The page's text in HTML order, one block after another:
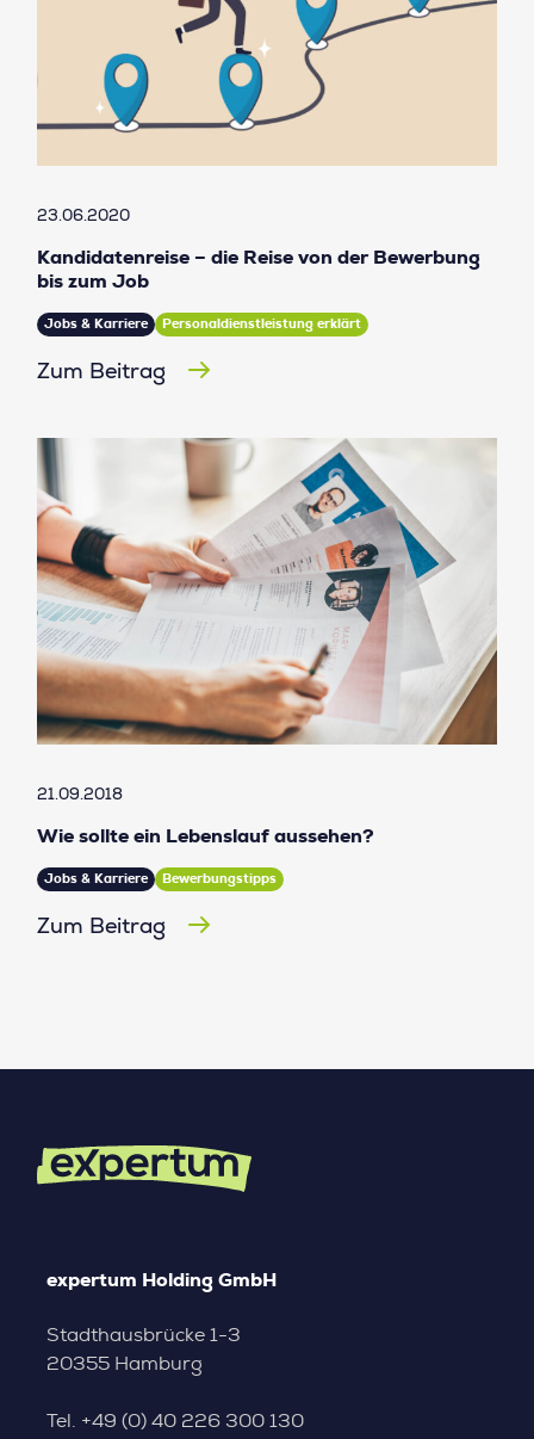
23.06.2020
Kandidatenreise – die Reise von der Bewerbung
bis zum Job
Jobs & Karriere Personaldienstleistung erklärt
Zum Beitrag
21.09.2018
Wie sollte ein Lebenslauf aussehen?
Jobs & Karriere Bewerbungstipps
Zum Beitrag
expertum Holding GmbH
Stadthausbrücke 1-3
20355 Hamburg
Tel. +49 (0) 40 226 300 130